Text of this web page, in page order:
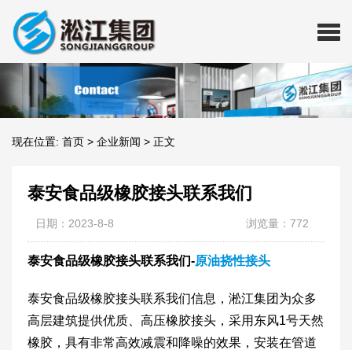
现在位置: 首页 > 企业新闻 > 正文
泰安食品级橡胶接头联系我们
日期：2023-8-8 浏览量：772
泰安食品级橡胶接头联系我们-原油挠性接头
泰安食品级橡胶接头联系我们信息，淞江集团为众多
高层建筑提供优质、高压橡胶接头，采用东风1号天然
橡胶，具有非常高效减震和降噪的效果，安装在管道